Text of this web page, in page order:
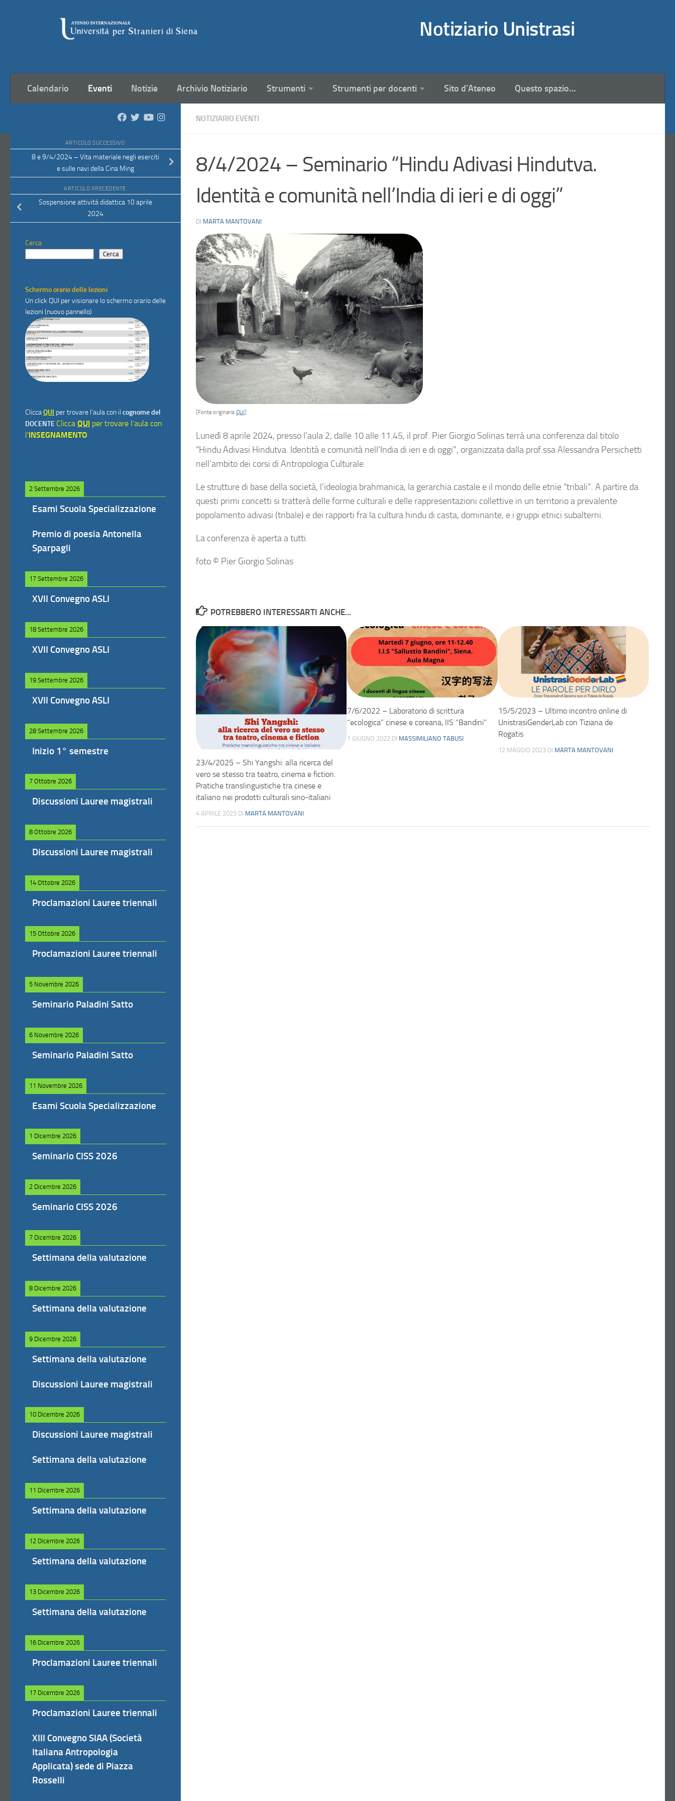
Notiziario Unistrasi
Calendario Eventi Notizie Archivio Notiziario Strumenti Strumenti per docenti Sito d’Ateneo Questo spazio…
NOTIZIARIO EVENTI
8/4/2024 – Seminario “Hindu Adivasi Hindutva.
Identità e comunità nell’India di ieri e di oggi”
DI MARTA MANTOVANI
[Fonte originaria:QUI
Lunedì 8 aprile 2024, presso l’aula 2, dalle 10 alle 11.45, il prof. Pier Giorgio Solinas terrà una conferenza dal titolo
“Hindu Adivasi Hindutva. Identità e comunità nell’India di ieri e di oggi”, organizzata dalla prof.ssa Alessandra Persichetti
nell’ambito dei corsi di Antropologia Culturale.
Le strutture di base della società, l’ideologia brahmanica, la gerarchia castale e il mondo delle etnie “tribali”. A partire da
questi primi concetti si tratterà delle forme culturali e delle rappresentazioni collettive in un territorio a prevalente
popolamento adivasi (tribale) e dei rapporti fra la cultura hindu di casta, dominante, e i gruppi etnici subalterni.
La conferenza è aperta a tutti.
foto © Pier Giorgio Solinas
POTREBBERO INTERESSARTI ANCHE...
23/4/2025 – Shi Yangshi: alla ricerca del
vero se stesso tra teatro, cinema e fiction.
Pratiche translinguistiche tra cinese e
italiano nei prodotti culturali sino-italiani
4 APRILE 2025 DI MARTA MANTOVANI
7/6/2022 – Laboratorio di scrittura
“ecologica” cinese e coreana, IIS “Bandini”
1 GIUGNO 2022 DI MASSIMILIANO TABUSI
15/5/2023 – Ultimo incontro online di
UnistrasiGenderLab con Tiziana de
Rogatis
12 MAGGIO 2023 DI MARTA MANTOVANI
ARTICOLO SUCCESSIVO
8 e 9/4/2024 – Vita materiale negli eserciti
e sulle navi della Cina Ming
ARTICOLO PRECEDENTE
Sospensione attività didattica 10 aprile
2024
Cerca
Cerca
Schermo orario delle lezioni
Un click QUI per visionare lo schermo orario delle
lezioni (nuovo pannello)
CliccaQUI per trovare l'aula con il cognome del
DOCENTE Clicca QUI per trovare l'aula con
l'INSEGNAMENTO
2 Settembre 2026
Esami Scuola Specializzazione
Premio di poesia Antonella
Sparpagli
17 Settembre 2026
XVII Convegno ASLI
18 Settembre 2026
XVII Convegno ASLI
19 Settembre 2026
XVII Convegno ASLI
28 Settembre 2026
Inizio 1° semestre
7 Ottobre 2026
Discussioni Lauree magistrali
8 Ottobre 2026
Discussioni Lauree magistrali
14 Ottobre 2026
Proclamazioni Lauree triennali
15 Ottobre 2026
Proclamazioni Lauree triennali
5 Novembre 2026
Seminario Paladini Satto
6 Novembre 2026
Seminario Paladini Satto
11 Novembre 2026
Esami Scuola Specializzazione
1 Dicembre 2026
Seminario CISS 2026
2 Dicembre 2026
Seminario CISS 2026
7 Dicembre 2026
Settimana della valutazione
8 Dicembre 2026
Settimana della valutazione
9 Dicembre 2026
Settimana della valutazione
Discussioni Lauree magistrali
10 Dicembre 2026
Discussioni Lauree magistrali
Settimana della valutazione
11 Dicembre 2026
Settimana della valutazione
12 Dicembre 2026
Settimana della valutazione
13 Dicembre 2026
Settimana della valutazione
16 Dicembre 2026
Proclamazioni Lauree triennali
17 Dicembre 2026
Proclamazioni Lauree triennali
XIII Convegno SIAA (Società
Italiana Antropologia
Applicata) sede di Piazza
Rosselli